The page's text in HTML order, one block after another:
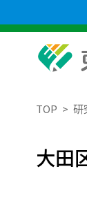
TOP 研
大田